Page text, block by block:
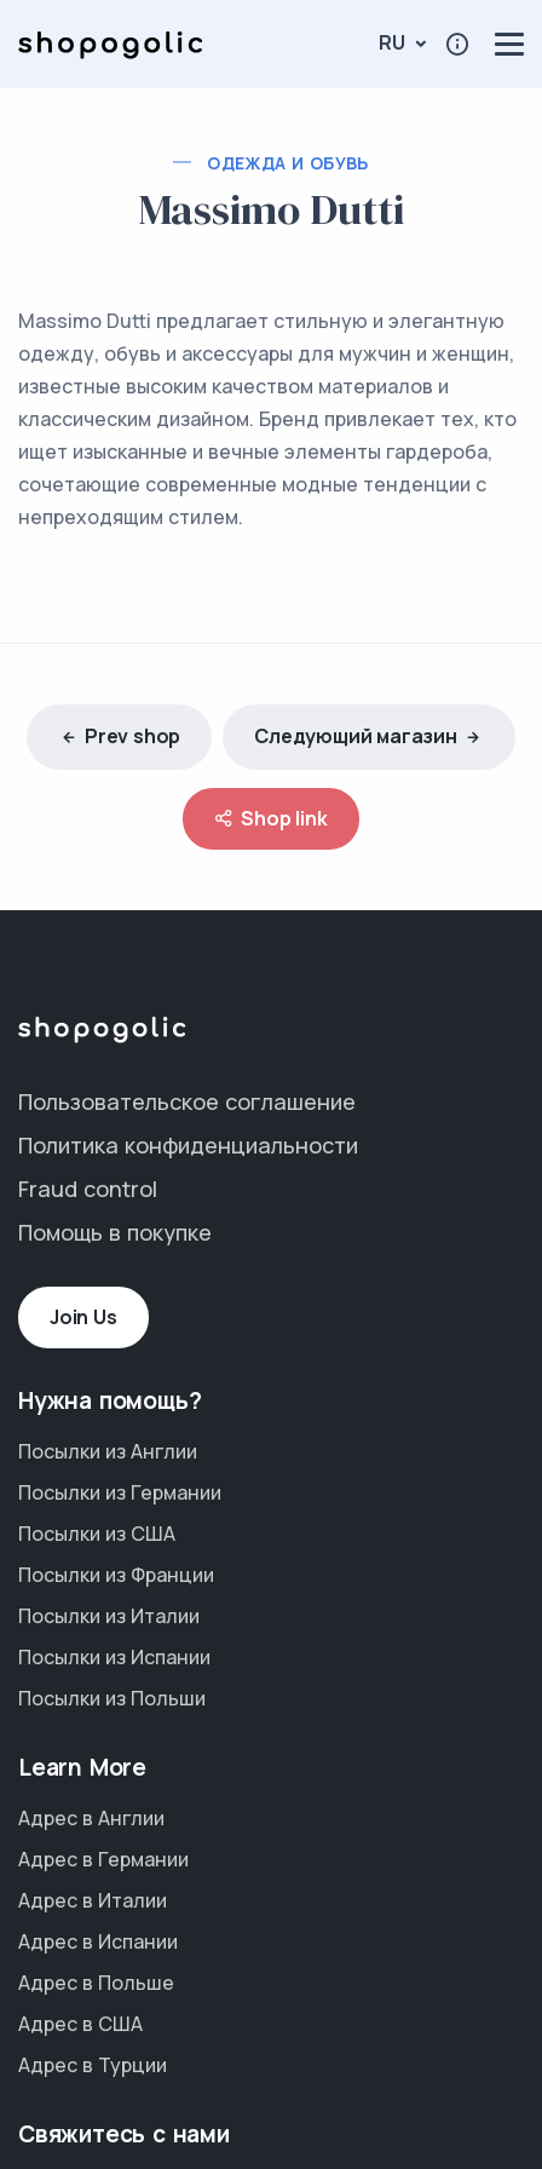
RU
ОДЕЖДА И ОБУВЬ
Massimo Dutti
Massimo Dutti предлагает стильную и элегантную
одежду, обувь и аксессуары для мужчин и женщин,
известные высоким качеством материалов и
классическим дизайном. Бренд привлекает тех, кто
ищет изысканные и вечные элементы гардероба,
сочетающие современные модные тенденции с
непреходящим стилем.
Prev shop Следующий магазин
Shop link
Пользовательское соглашение
Политика конфиденциальности
Fraud control
Помощь в покупке
Join Us
Нужна помощь?
Посылки из Англии
Посылки из Германии
Посылки из США
Посылки из Франции
Посылки из Италии
Посылки из Испании
Посылки из Польши
Learn More
Адрес в Англии
Адрес в Германии
Адрес в Италии
Адрес в Испании
Адрес в Польше
Адрес в США
Адрес в Турции
Свяжитесь с нами